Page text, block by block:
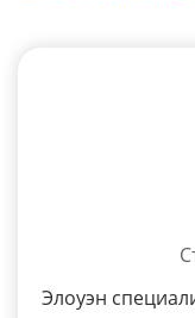
Элоуэн